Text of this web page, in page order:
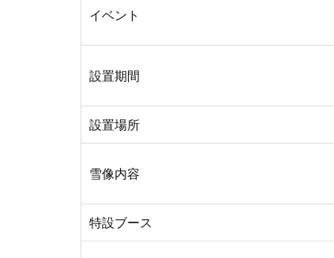
イベント
設置期間
設置場所
雪像内容
特設ブース